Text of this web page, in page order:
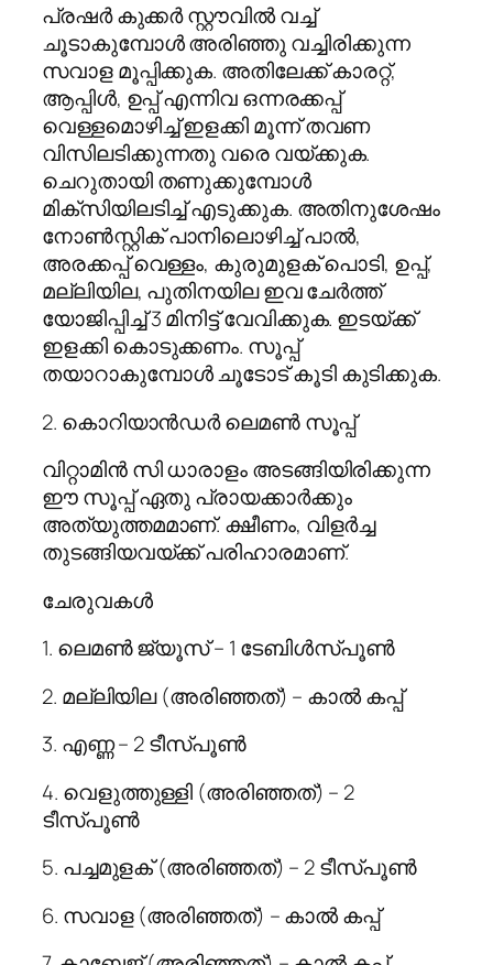
പ്രഷര്‍ കുക്കര്‍ സ്റ്റൗവില്‍ വച്ച്
ചൂടാകുമ്പോള്‍ അരിഞ്ഞു വച്ചിരിക്കുന്ന
സവാള മൂപ്പിക്കുക. അതിലേക്ക് കാരറ്റ്,
ആപ്പിള്‍, ഉപ്പ് എന്നിവ ഒന്നരക്കപ്പ്
വെള്ളമൊഴിച്ച് ഇളക്കി മൂന്ന് തവണ
വിസിലടിക്കുന്നതു വരെ വയ്ക്കുക.
ചെറുതായി തണുക്കുമ്പോള്‍
മിക്‌സിയിലടിച്ച് എടുക്കുക. അതിനുശേഷം
നോണ്‍സ്റ്റിക് പാനിലൊഴിച്ച് പാല്‍,
അരക്കപ്പ് വെള്ളം, കുരുമുളക് പൊടി, ഉപ്പ്,
മല്ലിയില, പുതിനയില ഇവ ചേര്‍ത്ത്
യോജിപ്പിച്ച് 3 മിനിട്ട് വേവിക്കുക. ഇടയ്ക്ക്
ഇളക്കി കൊടുക്കണം. സൂപ്പ്
തയാറാകുമ്പോള്‍ ചൂടോട് കൂടി കുടിക്കുക.
2. കൊറിയാന്‍ഡര്‍ ലെമണ്‍ സൂപ്പ്
വിറ്റാമിന്‍ സി ധാരാളം അടങ്ങിയിരിക്കുന്ന
ഈ സൂപ്പ് ഏതു പ്രായക്കാര്‍ക്കും
അത്യുത്തമമാണ്. ക്ഷീണം, വിളര്‍ച്ച
തുടങ്ങിയവയ്ക്ക് പരിഹാരമാണ്.
ചേരുവകള്‍
1. ലെമണ്‍ ജ്യൂസ് – 1 ടേബിള്‍സ്പൂണ്‍
2. മല്ലിയില (അരിഞ്ഞത്) – കാല്‍ കപ്പ്
3. എണ്ണ – 2 ടീസ്പൂണ്‍
4. വെളുത്തുള്ളി (അരിഞ്ഞത്) – 2
ടീസ്പൂണ്‍
5. പച്ചമുളക് (അരിഞ്ഞത്) – 2 ടീസ്പൂണ്‍
6. സവാള (അരിഞ്ഞത്) – കാല്‍ കപ്പ്